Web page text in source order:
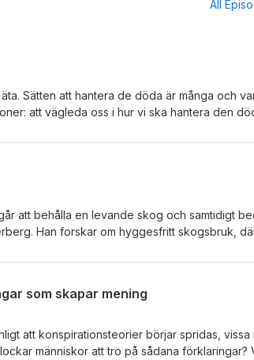
All
Sätten att hantera de döda är många och
att vägleda oss i hur vi ska hantera den
betydelse och deras utveckling
caskets, mumifiering, begravningsstrippor och
att behålla en levande skog och samtidigt
Han forskar om hyggesfritt skogsbruk,
i det. Nils har utvecklat en modell som hjälper
skog i Sverige och ger tips till den som
39 min.
som skapar mening
att konspirationsteorier börjar spridas, vissa
människor att tro på sådana förklaringar?